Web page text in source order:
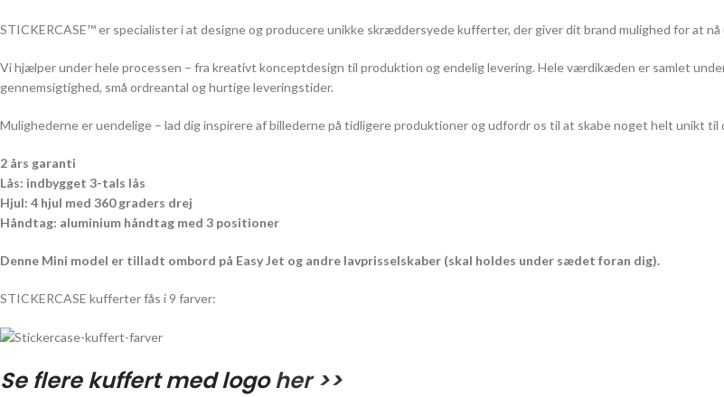
STICKERCASE™ er specialister i at designe og producere unikke skræddersyede kufferter, der giver dit brand mulighed for at
Vi hjælper under hele processen – fra kreativt konceptdesign til produktion og endelig levering. Hele værdikæden er samlet
gennemsigtighed, små ordreantal og hurtige leveringstider.
Mulighederne er uendelige – lad dig inspirere af billederne på tidligere produktioner og udfordr os til at skabe noget helt unikt til
2 års garanti
Lås: indbygget 3-tals lås
Hjul: 4 hjul med 360 graders drej
Håndtag: aluminium håndtag med 3 positioner
Denne Mini model er tilladt ombord på Easy Jet og andre lavprisselskaber (skal holdes under sædet foran dig).
STICKERCASE kufferter fås i 9 farver:
Se flere kuffert med logoher >>